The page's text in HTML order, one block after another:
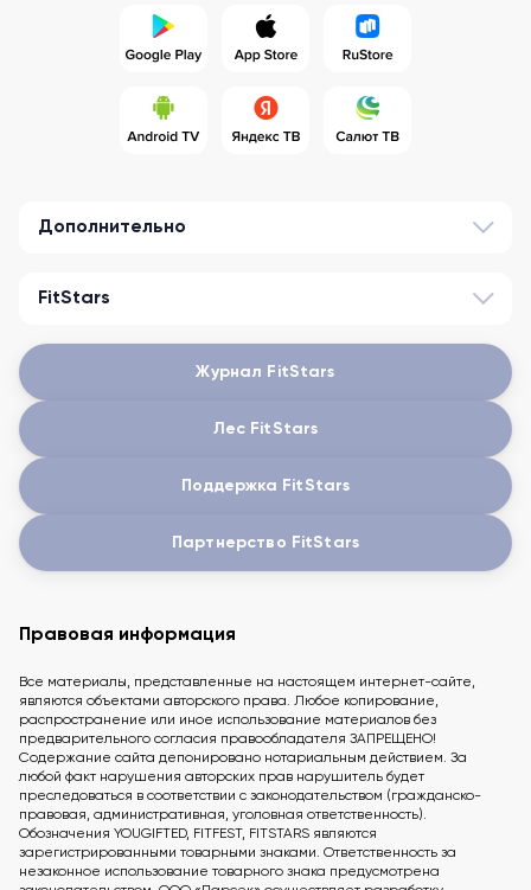
Дополнительно
FitStars
Журнал FitStars
Лес FitStars
Поддержка FitStars
Партнерство FitStars
Правовая информация
Все материалы, представленные на настоящем интернет-сайте,
являются объектами авторского права. Любое копирование,
распространение или иное использование материалов без
предварительного согласия правообладателя ЗАПРЕЩЕНО!
Содержание сайта депонировано нотариальным действием. За
любой факт нарушения авторских прав нарушитель будет
преследоваться в соответствии с законодательством (гражданско-
правовая, административная, уголовная ответственность).
Обозначения YOUGIFTED, FITFEST, FITSTARS являются
зарегистрированными товарными знаками. Ответственность за
незаконное использование товарного знака предусмотрена